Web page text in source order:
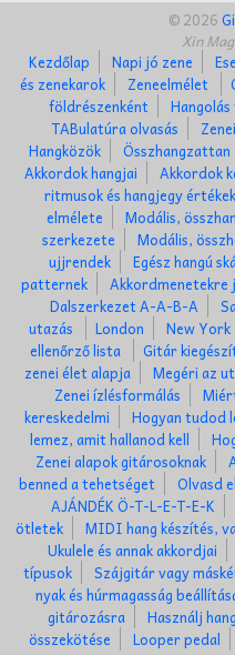
© 2026
Xin
Kezdőlap
Napi jó zene
és zenekarok
Zeneelmélet
földrészenként
TABulatúra olvasás
Hangközök
Összhangzattan
Akkordok hangjai
Akkordok
ritmusok és hangjegy értékek
elmélete
Modális,
szerkezete
Modális,
ujjrendek
Egész hangú
patternek
Akkordmenetekre
Dalszerkezet A-A-B-A
utazás
London New York
ellenőrző lista
Gitár
zenei élet alapja
Megéri az
Zenei ízlésformálás
kereskedelmi
Hogyan tudod
lemez, amit hallanod kell
Zenei alapok gitárosoknak
benned a tehetséget
Olvasd
AJÁNDÉK Ö-T-L-E-T-E-K
ötletek
MIDI hang készítés,
Ukulele és annak akkordjai
típusok
Szájgitár vagy
nyak és húrmagasság
gitározásra
Használj
összekötése
Looper pedal